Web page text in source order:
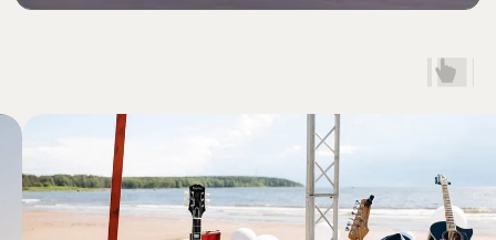
Тестовое задание
Помощник декоратора, бутафор,
реквизитор